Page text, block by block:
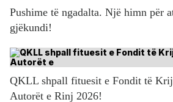
Pushime të ngadalta. Një himn për
gjëkundi!
QKLL shpall fituesit e Fondit të
Autorët e Rinj 2026!